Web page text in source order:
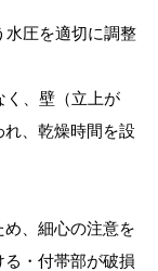
水圧を適切に調整
く、壁（立上が
れ、乾燥時間を設
、細心の注意を
・付帯部が破損